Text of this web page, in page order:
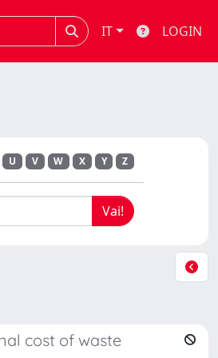
IT LOGIN
U V W X Y Z
cost of waste